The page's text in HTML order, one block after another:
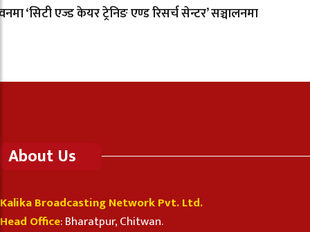
‘सिटी एज्ड केयर ट्रेनिङ एण्ड रिसर्च सेन्टर’ सञ्चालनमा
About Us
Kalika Broadcasting Network Pvt. Ltd.
Head Office: Bharatpur, Chitwan.